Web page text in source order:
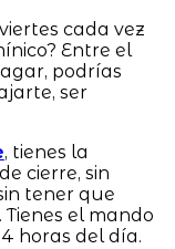
cada vez
Entre el
podrías
ser
, tienes la
cierre, sin
tener que
el mando
horas del día.